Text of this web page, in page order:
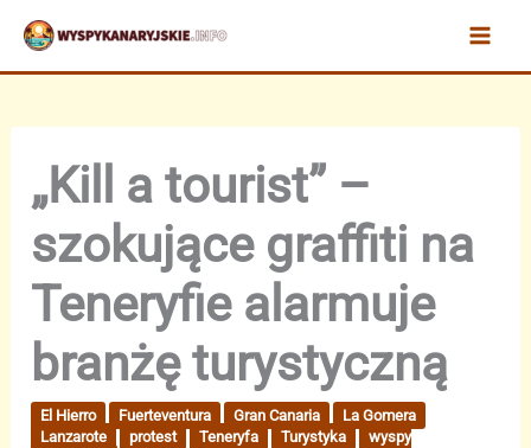
Przejdź
treści
„Kill a tourist” –
szokujące graffiti na
Teneryfie alarmuje
branżę turystyczną
El Hierro Fuerteventura Gran Canaria
La Gomera
Lanzarote
protest Teneryfa Turystyka
wyspy